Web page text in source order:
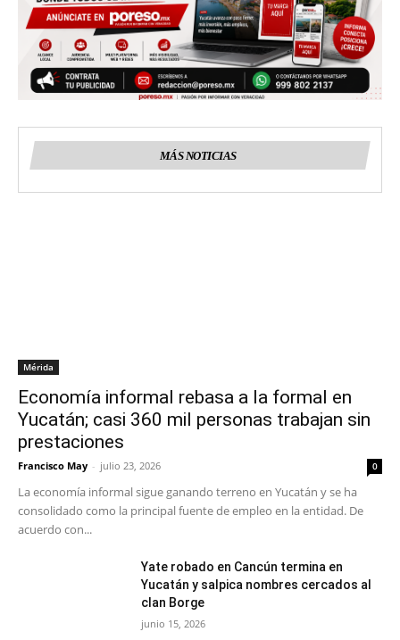
MÁS NOTICIAS
Mérida
Economía informal rebasa a la formal en
Yucatán; casi 360 mil personas trabajan sin
prestaciones
Francisco May - julio 23, 2026 0
La economía informal sigue ganando terreno en Yucatán y se ha
consolidado como la principal fuente de empleo en la entidad. De
acuerdo con...
Yate robado en Cancún termina en
Yucatán y salpica nombres cercados al
clan Borge
junio 15, 2026